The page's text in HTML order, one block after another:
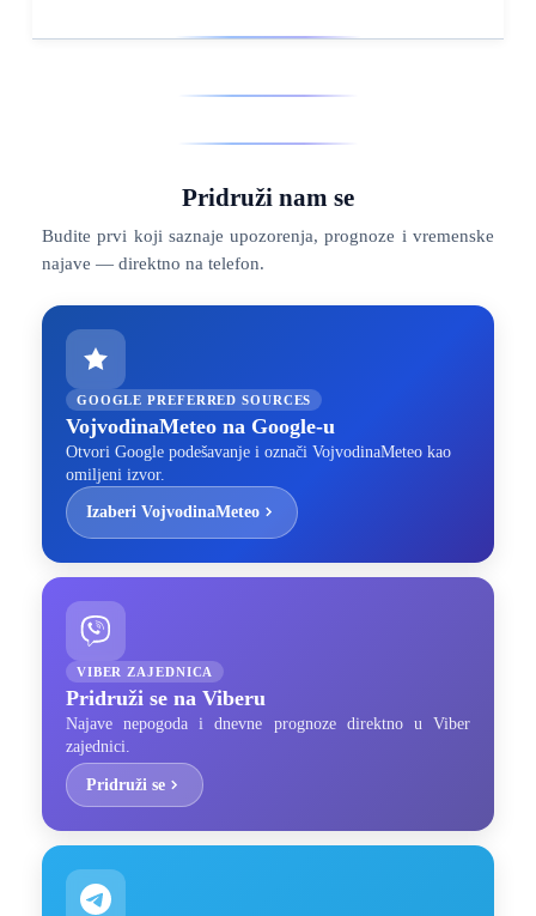
Pridruži nam se
Budite prvi koji saznaje upozorenja, prognoze i vremenske
najave — direktno na telefon.
GOOGLE PREFERRED SOURCES
VojvodinaMeteo na Google-u
Otvori Google podešavanje i označi VojvodinaMeteo kao
omiljeni izvor.
Izaberi VojvodinaMeteo
VIBER ZAJEDNICA
Pridruži se na Viberu
Najave nepogoda i dnevne prognoze direktno u Viber
zajednici.
Pridruži se